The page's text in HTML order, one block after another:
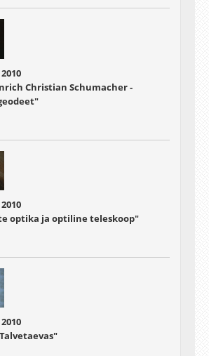
Christian Schumacher -
optika ja optiline teleskoop"